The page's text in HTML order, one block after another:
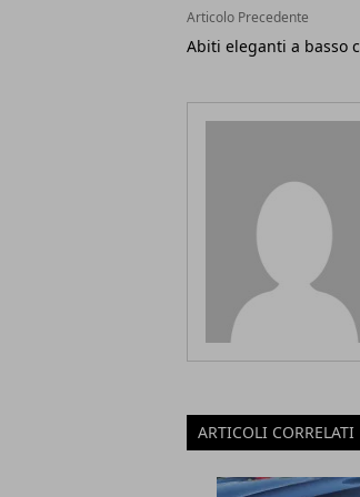
Articolo Precedente
Abiti eleganti a basso
ARTICOLI CORRELATI